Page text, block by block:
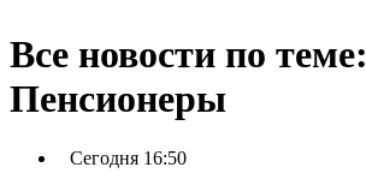
Все новости по теме:
Пенсионеры
Сегодня 16:50